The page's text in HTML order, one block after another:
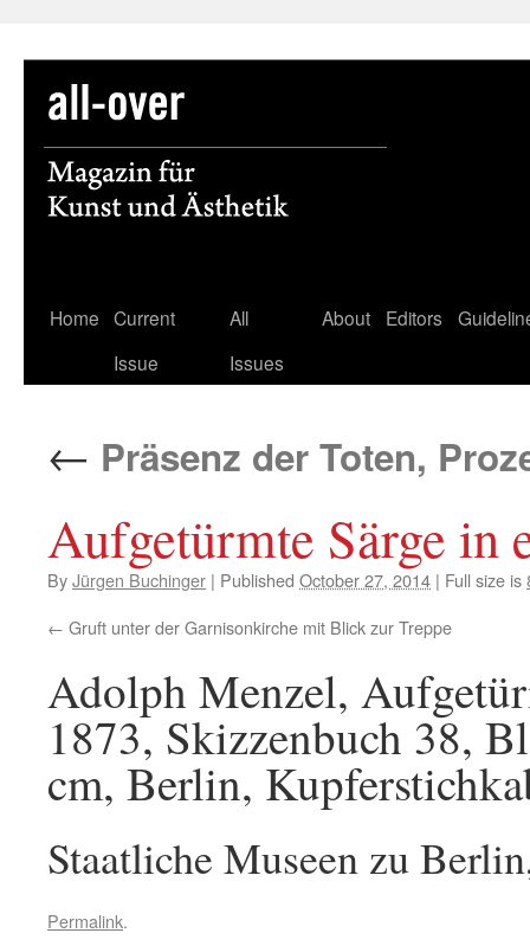
Skip
Home Current
Issue
All
Issues
About Editors
← Präsenz der Toten,
Aufgetürmte Särge in
ByJürgen Buchinger | Published October 27, 2014 | Full size is
Gruft unter der Garnisonkirche mit Blick zur Treppe
Adolph Menzel,
1873, Skizzenbuch 38,
cm, Berlin,
Staatliche Museen zu
Permalink.